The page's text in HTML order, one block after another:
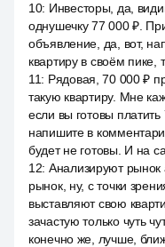
10: Инвесторы, да,
однушечку 77 000 ₽.
объявление, да, вот,
квартиру в своём пике,
11: Рядовая, 70 000 ₽
такую квартиру. Мне
если вы готовы платить
напишите в
будет не готовы. И на
12: Анализируют
рынок, ну, с точки
выставляют свою
зачастую только чуть
конечно же, лучше,